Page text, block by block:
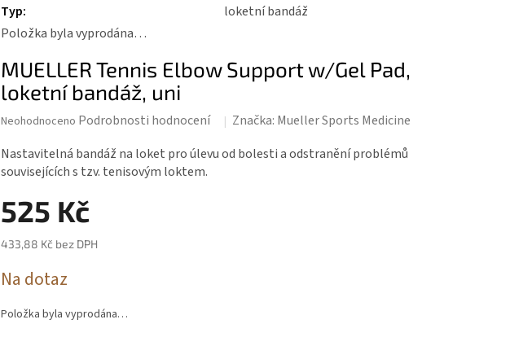
Typ:
loketní bandáž
Položka byla vyprodána…
MUELLER Tennis Elbow Support w/Gel Pad,
loketní bandáž, uni
Průměrné
produktu
0,0
hvězdiček.
Neohodnoceno Podrobnosti hodnocení Značka: Mueller Sports Medicine
Nastavitelná bandáž na loket pro úlevu od bolesti a odstranění problémů
souvisejících s tzv. tenisovým loktem.
525 Kč
433,88 Kč bez DPH
cena:
Na dotaz
Položka byla vyprodána…